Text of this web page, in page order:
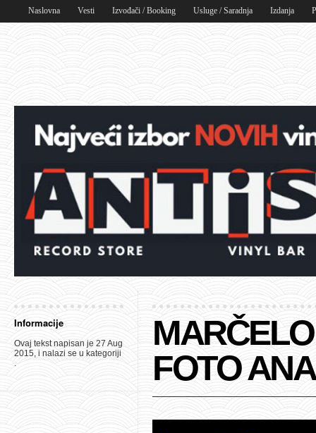
Naslovna Vesti Izvođači / Booking Usluge / Saradnja Izdanja
Informacije
Ovaj tekst napisan je 27 Aug
2015, i nalazi se u kategoriji
.
FOTO